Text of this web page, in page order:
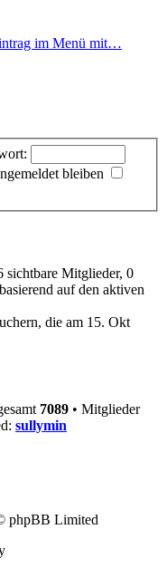
im Menü mit…
bleiben
sichtbare Mitglieder, 0
auf den aktiven
die am 15. Okt
7089 • Mitglieder
sullymin
phpBB Limited